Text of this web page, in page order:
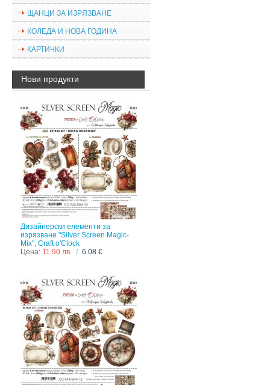
ЩАНЦИ ЗА ИЗРЯЗВАНЕ
КОЛЕДА И НОВА ГОДИНА
КАРТИЧКИ
Нови продукти
Дизайнерски елементи за
изрязване "Silver Screen Magic-
Mix", Craft o'Clock
Цена: 11.90 лв. / 6.08 €